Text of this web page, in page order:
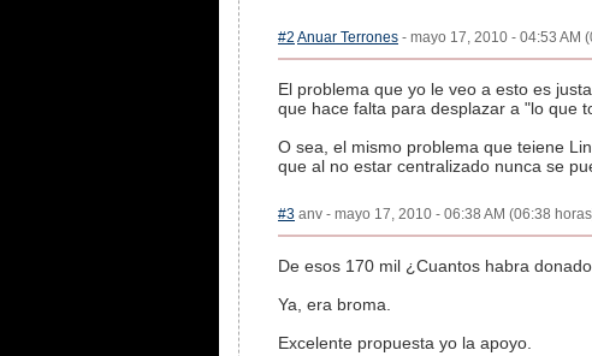
#2 Anuar Terrones - mayo 17, 2010 - 04:53 AM
El problema que yo le veo a esto es
que hace falta para desplazar a "lo que
O sea, el mismo problema que teiene
que al no estar centralizado nunca se
#3 anv - mayo 17, 2010 - 06:38 AM (06:38
De esos 170 mil ¿Cuantos habra
Ya, era broma.
Excelente propuesta yo la apoyo.